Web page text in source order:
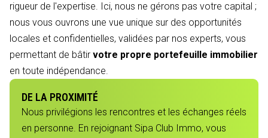
rigueur de l'expertise. Ici, nous ne gérons pas votre capital ;
nous vous ouvrons une vue unique sur des opportunités
locales et confidentielles, validées par nos experts, vous
permettant de bâtir votre propre portefeuille immobilier
en toute indépendance.
DE LA PROXIMITÉ
Nous privilégions les rencontres et les échanges réels
en personne. En rejoignant Sipa Club Immo, vous